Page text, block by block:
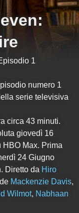
:
1
numero 1
serie televisiva
circa 43 minuti.
giovedì 16
HBO Max. Prima
24 Giugno
Diretto da Hiro
Mackenzie Davis,
Wilmot, Nabhaan